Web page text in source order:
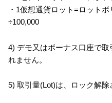
・1仮想通貨ロット=ロット
÷100,000
4) デモ又はボーナス口座で
れません。
5) 取引量(Lot)は、ロック解除